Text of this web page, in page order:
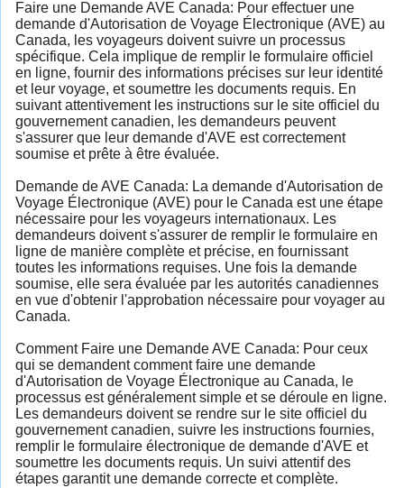
Faire une Demande AVE Canada: Pour effectuer une
demande d'Autorisation de Voyage Électronique (AVE) au
Canada, les voyageurs doivent suivre un processus
spécifique. Cela implique de remplir le formulaire officiel
en ligne, fournir des informations précises sur leur identité
et leur voyage, et soumettre les documents requis. En
suivant attentivement les instructions sur le site officiel du
gouvernement canadien, les demandeurs peuvent
s'assurer que leur demande d'AVE est correctement
soumise et prête à être évaluée.
Demande de AVE Canada: La demande d'Autorisation de
Voyage Électronique (AVE) pour le Canada est une étape
nécessaire pour les voyageurs internationaux. Les
demandeurs doivent s'assurer de remplir le formulaire en
ligne de manière complète et précise, en fournissant
toutes les informations requises. Une fois la demande
soumise, elle sera évaluée par les autorités canadiennes
en vue d'obtenir l'approbation nécessaire pour voyager au
Canada.
Comment Faire une Demande AVE Canada: Pour ceux
qui se demandent comment faire une demande
d'Autorisation de Voyage Électronique au Canada, le
processus est généralement simple et se déroule en ligne.
Les demandeurs doivent se rendre sur le site officiel du
gouvernement canadien, suivre les instructions fournies,
remplir le formulaire électronique de demande d'AVE et
soumettre les documents requis. Un suivi attentif des
étapes garantit une demande correcte et complète.